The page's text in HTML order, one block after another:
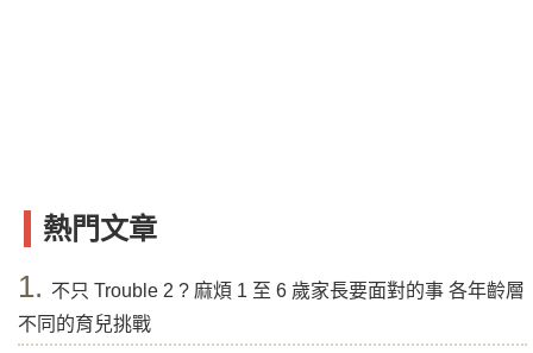
熱門文章
1. 不只 Trouble 2 ? 麻煩 1 至 6 歲家長要面對的事 各年齡層
不同的育兒挑戰